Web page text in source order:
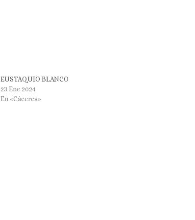
EUSTAQUIO BLANCO
23 Ene 2024
En «Cáceres»